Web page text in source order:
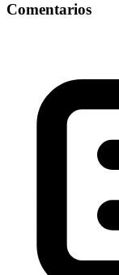
Comentarios